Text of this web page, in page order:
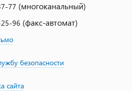
77 (многоканальный)
96 (факс-автомат)
безопасности
сайта